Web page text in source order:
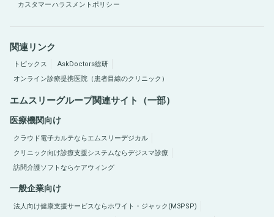
カスタマーハラスメントポリシー
関連リンク
トピックス
AskDoctors総研
オンライン診療提携医院（患者目線のクリニック）
エムスリーグループ関連サイト（一部）
医療機関向け
クラウド電子カルテならエムスリーデジカル
クリニック向け診療支援システムならデジスマ診療
訪問介護ソフトならケアウィング
一般企業向け
法人向け健康支援サービスならホワイト・ジャック(M3PSP)